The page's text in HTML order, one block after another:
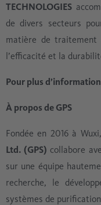
TECHNOLOGIES
de divers secteurs
matière de traitement
l’efficacité et la
Pour plus
À propos de GPS
Fondée en 2016 à
Ltd. (GPS) collabore
sur une équipe
recherche, le
systèmes de